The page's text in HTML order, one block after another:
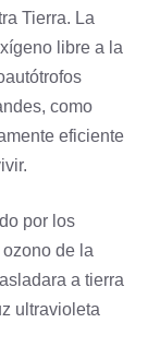
Tierra. La
libre a la
como
eficiente
por los
de la
a tierra
ultravioleta